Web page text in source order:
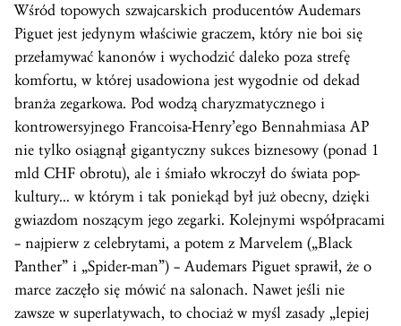
Wśród topowych szwajcarskich producentów Audemars
Piguet jest jedynym właściwie graczem, który nie boi się
przełamywać kanonów i wychodzić daleko poza strefę
komfortu, w której usadowiona jest wygodnie od dekad
branża zegarkowa. Pod wodzą charyzmatycznego i
kontrowersyjnego Francoisa-Henry’ego Bennahmiasa AP
nie tylko osiągnął gigantyczny sukces biznesowy (ponad 1
mld CHF obrotu), ale i śmiało wkroczył do świata pop-
kultury… w którym i tak poniekąd był już obecny, dzięki
gwiazdom noszącym jego zegarki. Kolejnymi współpracami
– najpierw z celebrytami, a potem z Marvelem („Black
Panther” i „Spider-man”) – Audemars Piguet sprawił, że o
marce zaczęło się mówić na salonach. Nawet jeśli nie
zawsze w superlatywach, to chociaż w myśl zasady „lepiej